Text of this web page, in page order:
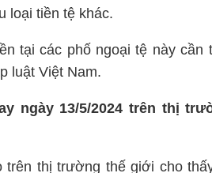
loại tiền tệ khác.
tại các phố ngoại tệ này cần
luật Việt Nam.
ngày 13/5/2024 trên thị
trên thị trường thế giới cho